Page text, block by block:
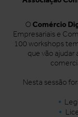
O Comércio
Empresariais e
100 workshops
que vão
Nesta sessão